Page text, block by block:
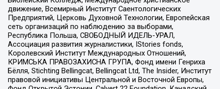
движение, Всемирный Институт Саентологических
Предприятий, Церковь Духовной Технологии, Европейская
сеть организаций по наблюдению за выборами,
Республика Польша, СВОБОДНЫЙ ИДЕЛЬ-УРАЛ,
Ассоциация развития журналистики, IStories fonds,
Королевский Институт Международных Отношений,
КРИМСЬКА ПРАВОЗАХИСНА ГРУПА, Фонд имени Генриха
Бёлля, Stichting Bellingcat, Bellingcat Ltd, The Insider, Институт
правовой инициативы Центральной и Восточной Европы,